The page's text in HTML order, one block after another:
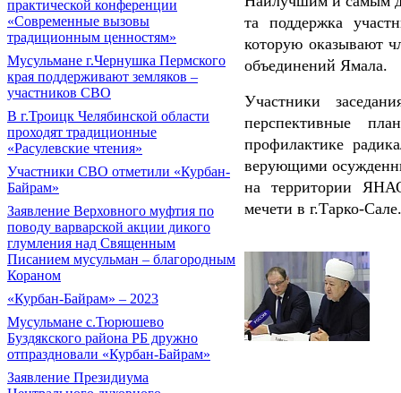
практической конференции
«Современные вызовы
традиционным ценностям»
Мусульмане г.Чернушка Пермского
края поддерживают земляков –
участников СВО
В г.Троицк Челябинской области
проходят традиционные
«Расулевские чтения»
Участники СВО отметили «Курбан-
Байрам»
Заявление Верховного муфтия по
поводу варварской акции дикого
глумления над Священным
Писанием мусульман – благородным
Кораном
«Курбан-Байрам» – 2023
Мусульмане с.Тюрюшево
Буздякского района РБ дружно
отпраздновали «Курбан-Байрам»
Заявление Президиума
та поддержка
которую оказывают
объединений Ямала.
Участники
перспективные
профилактике
верующими
на территории
мечети в г.Тарко-Сале.